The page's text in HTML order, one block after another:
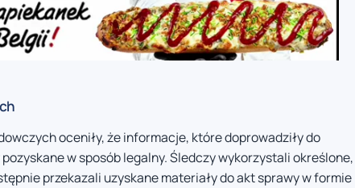
oceniły, że informacje, które doprowadziły do
w sposób legalny. Śledczy wykorzystali określone,
przekazali uzyskane materiały do akt sprawy w formie